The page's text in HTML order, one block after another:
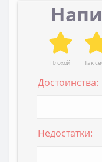
Плохой Так
Достоинства:
Недостатки: